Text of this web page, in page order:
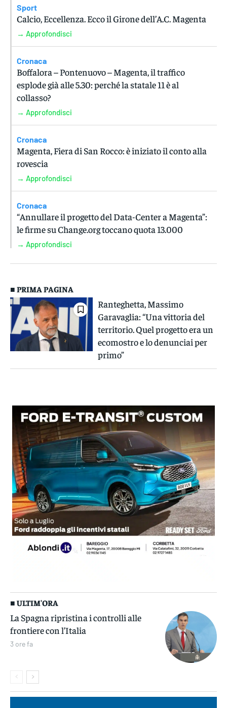
Sport
Calcio, Eccellenza. Ecco il Girone dell’A.C. Magenta
→ Approfondisci
Cronaca
Boffalora – Pontenuovo – Magenta, il traffico
esplode già alle 5.30: perché la statale 11 è al
collasso?
→ Approfondisci
Cronaca
Magenta, Fiera di San Rocco: è iniziato il conto alla
rovescia
→ Approfondisci
Cronaca
“Annullare il progetto del Data-Center a Magenta”:
le firme su Change.org toccano quota 13.000
→ Approfondisci
■ PRIMA PAGINA
Ranteghetta, Massimo
Garavaglia: “Una vittoria del
territorio. Quel progetto era un
ecomostro e lo denunciai per
primo”
■ ULTIM'ORA
La Spagna ripristina i controlli alle
frontiere con l’Italia
3 ore fa